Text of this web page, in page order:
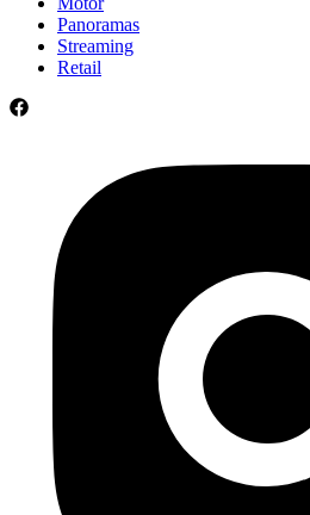
Panoramas
Streaming
Retail